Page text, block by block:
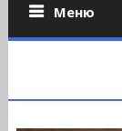
Меню